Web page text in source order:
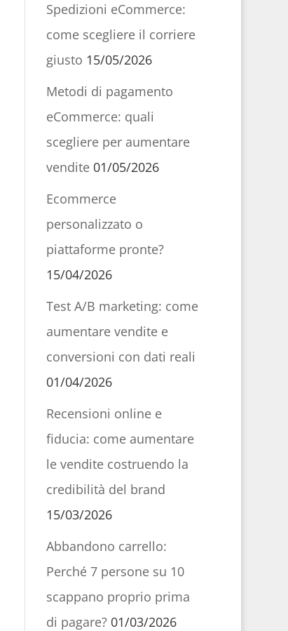
Spedizioni eCommerce:
come scegliere il corriere
giusto 15/05/2026
Metodi di pagamento
eCommerce: quali
scegliere per aumentare
vendite 01/05/2026
Ecommerce
personalizzato o
piattaforme pronte?
15/04/2026
Test A/B marketing: come
aumentare vendite e
conversioni con dati reali
01/04/2026
Recensioni online e
fiducia: come aumentare
le vendite costruendo la
credibilità del brand
15/03/2026
Abbandono carrello:
Perché 7 persone su 10
scappano proprio prima
di pagare? 01/03/2026